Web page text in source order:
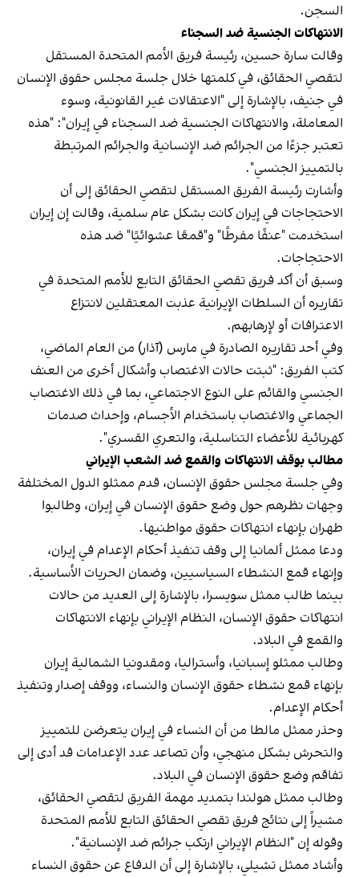
السجن.
الانتهاكات الجنسية ضد السجناء
وقالت سارة حسين، رئيسة فريق الأمم المتحدة المستقل
لتقصي الحقائق، في كلمتها خلال جلسة مجلس حقوق الإنسان
في جنيف، بالإشارة إلى "الاعتقالات غير القانونية، وسوء
المعاملة، والانتهاكات الجنسية ضد السجناء في إيران": "هذه
تعتبر جزءًا من الجرائم ضد الإنسانية والجرائم المرتبطة
بالتمييز الجنسي".
وأشارت رئيسة الفريق المستقل لتقصي الحقائق إلى أن
الاحتجاجات في إيران كانت بشكل عام سلمية، وقالت إن إيران
استخدمت "عنفًا مفرطًا" و"قمعًا عشوائيًا" ضد هذه
الاحتجاجات.
وسبق أن أكد فريق تقصي الحقائق التابع للأمم المتحدة في
تقاريره أن السلطات الإيرانية عذبت المعتقلين لانتزاع
الاعترافات أو لإرهابهم.
وفي أحد تقاريره الصادرة في مارس (آذار) من العام الماضي،
كتب الفريق: "ثبتت حالات الاغتصاب وأشكال أخرى من العنف
الجنسي والقائم على النوع الاجتماعي، بما في ذلك الاغتصاب
الجماعي والاغتصاب باستخدام الأجسام، وإحداث صدمات
كهربائية للأعضاء التناسلية، والتعري القسري".
مطالب بوقف الانتهاكات والقمع ضد الشعب الإيراني
وفي جلسة مجلس حقوق الإنسان، قدم ممثلو الدول المختلفة
وجهات نظرهم حول وضع حقوق الإنسان في إيران، وطالبوا
طهران بإنهاء انتهاكات حقوق مواطنيها.
ودعا ممثل ألمانيا إلى وقف تنفيذ أحكام الإعدام في إيران،
وإنهاء قمع النشطاء السياسيين، وضمان الحريات الأساسية.
بينما طالب ممثل سويسرا، بالإشارة إلى العديد من حالات
انتهاكات حقوق الإنسان، النظام الإيراني بإنهاء الانتهاكات
والقمع في البلاد.
وطالب ممثلو إسبانيا، وأستراليا، ومقدونيا الشمالية إيران
بإنهاء قمع نشطاء حقوق الإنسان والنساء، ووقف إصدار وتنفيذ
أحكام الإعدام.
وحذر ممثل مالطا من أن النساء في إيران يتعرضن للتمييز
والتحرش بشكل منهجي، وأن تصاعد عدد الإعدامات قد أدى إلى
تفاقم وضع حقوق الإنسان في البلاد.
وطالب ممثل هولندا بتمديد مهمة الفريق لتقصي الحقائق،
مشيراً إلى نتائج فريق تقصي الحقائق التابع للأمم المتحدة
وقوله إن "النظام الإيراني ارتكب جرائم ضد الإنسانية".
وأشاد ممثل تشيلي، بالإشارة إلى أن الدفاع عن حقوق النساء